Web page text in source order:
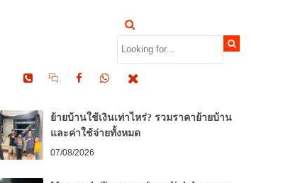
RECENT POSTS
ย้ายบ้านใช้เงินเท่าไหร่? รวมราคาย้ายบ้าน
และค่าใช้จ่ายทั้งหมด
07/08/2026